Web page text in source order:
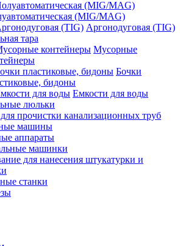
(MIG/MAG)
Аргонодуговая (TIG)
тара
Мусорные
Бочки
бидоны
Емкости для воды
люльки
прочистки канализационных труб
машины
аппараты
машинки
для нанесения штукатурки и
станки